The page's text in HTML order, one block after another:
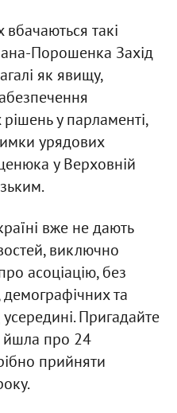
вбачаються такі
Порошенка Захід
як явищу,
у парламенті,
урядових
у Верховній
вже не дають
виключно
асоціацію, без
та
Пригадайте
йшла про 24
прийняти